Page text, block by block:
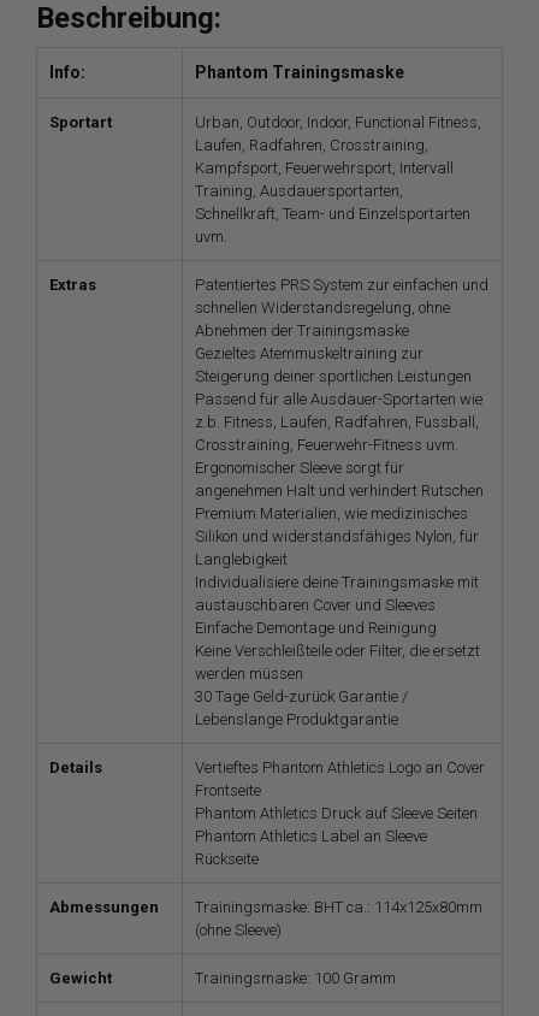
Beschreibung:
Info: Phantom Trainingsmaske
Sportart
Urban, Outdoor, Indoor, Functional Fitness,
Laufen, Radfahren, Crosstraining,
Kampfsport, Feuerwehrsport, Intervall
Training, Ausdauersportarten,
Schnellkraft, Team- und Einzelsportarten
uvm.
Extras
Patentiertes PRS System zur einfachen und
schnellen Widerstandsregelung, ohne
Abnehmen der Trainingsmaske
Gezieltes Atemmuskeltraining zur
Steigerung deiner sportlichen Leistungen
Passend für alle Ausdauer-Sportarten wie
z.b. Fitness, Laufen, Radfahren, Fussball,
Crosstraining, Feuerwehr-Fitness uvm.
Ergonomischer Sleeve sorgt für
angenehmen Halt und verhindert Rutschen
Premium Materialien, wie medizinisches
Silikon und widerstandsfähiges Nylon, für
Langlebigkeit
Individualisiere deine Trainingsmaske mit
austauschbaren Cover und Sleeves
Einfache Demontage und Reinigung
Keine Verschleißteile oder Filter, die ersetzt
werden müssen
30 Tage Geld-zurück Garantie /
Lebenslange Produktgarantie
Details
Vertieftes Phantom Athletics Logo an Cover
Frontseite
Phantom Athletics Druck auf Sleeve Seiten
Phantom Athletics Label an Sleeve
Rückseite
Abmessungen
Trainingsmaske: BHT ca.: 114x125x80mm
(ohne Sleeve)
Gewicht Trainingsmaske: 100 Gramm